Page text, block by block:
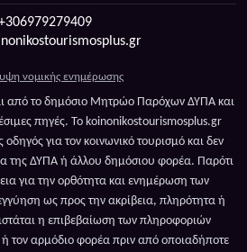
νομικής ενημέρωσης
από το δημόσιο Μητρώο Παρόχων ΔΥΠΑ και
πηγές. Το koinonikostourismosplus.gr
οδηγός για τον κοινωνικό τουρισμό και δεν
της ΔΥΠΑ ή άλλου δημόσιου φορέα. Παρότι
για την ορθότητα και ενημέρωση των
ως προς την ακρίβεια, πληρότητα ή
η επιβεβαίωση των πληροφοριών
τον αρμόδιο φορέα πριν από οποιαδήποτε